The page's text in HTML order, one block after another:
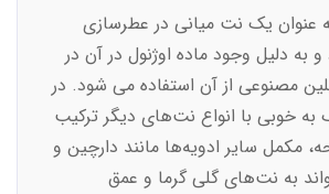
یک نت میانی در عطرسازی
به دلیل وجود ماده اوژنول در آن در
مصنوعی از آن استفاده می شود. در
خوبی با انواع نت‌های دیگر ترکیب
مکمل سایر ادویه‌ها مانند دارچین و
به نت‌های گلی گرما و عمق